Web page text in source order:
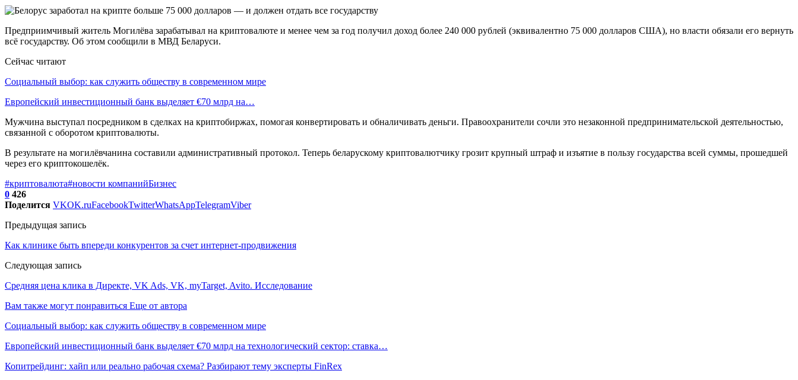
Предприимчивый житель Могилёва зарабатывал на криптовалюте и менее чем за год получил доход более 240 000 рублей (эквивалентно 75 000 долларов США), но власти обязали его вернуть
всё государству. Об этом сообщили в МВД Беларуси.
Сейчас читают
Социальный выбор: как служить обществу в современном мире
Европейский инвестиционный банк выделяет €70 млрд на…
Мужчина выступал посредником в сделках на криптобиржах, помогая конвертировать и обналичивать деньги. Правоохранители сочли это незаконной предпринимательской деятельностью,
связанной с оборотом криптовалюты.
В результате на могилёвчанина составили административный протокол. Теперь беларускому криптовалютчику грозит крупный штраф и изъятие в пользу государства всей суммы, прошедшей
через его криптокошелёк.
#криптовалюта#новости компанийБизнес
0 426
Поделится VKOK.ruFacebookTwitterWhatsAppTelegramViber
Предыдущая запись
Как клинике быть впереди конкурентов за счет интернет-продвижения
Следующая запись
Средняя цена клика в Директе, VK Ads, VK, myTarget, Avito. Исследование
Вам также могут понравиться Еще от автора
Социальный выбор: как служить обществу в современном мире
Европейский инвестиционный банк выделяет €70 млрд на технологический сектор: ставка…
Копитрейдинг: хайп или реально рабочая схема? Разбирают тему эксперты FinRex